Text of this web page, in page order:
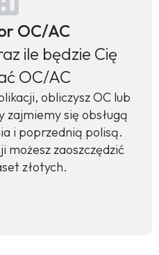
OC/AC
ile będzie Cię
OC/AC
obliczysz OC lub
zajmiemy się obsługą
i poprzednią polisą.
możesz zaoszczędzić
złotych.